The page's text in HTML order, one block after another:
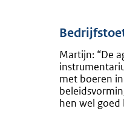
Martijn: “De
met boeren
hen wel goed